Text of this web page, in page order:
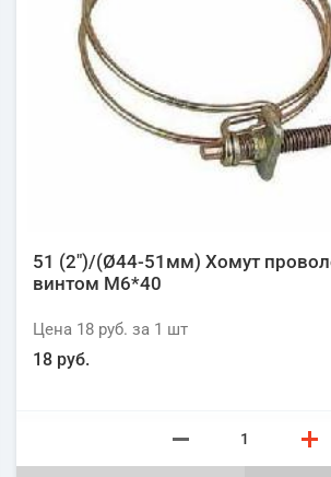
51 (2")/(Ø44-51мм) Хомут
винтом М6*40
Цена 18 руб. за 1 шт
18 руб.